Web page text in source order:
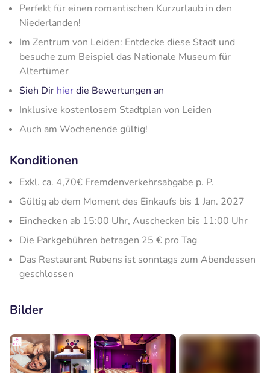
Perfekt für einen romantischen Kurzurlaub in den
Niederlanden!
Im Zentrum von Leiden: Entdecke diese Stadt und
besuche zum Beispiel das Nationale Museum für
Altertümer
Sieh Dir hierdie Bewertungen an
Inklusive kostenlosem Stadtplan von Leiden
Auch am Wochenende gültig!
Konditionen
Exkl. ca. 4,70€ Fremdenverkehrsabgabe p. P.
Gültig ab dem Moment des Einkaufs bis 1 Jan. 2027
Einchecken ab 15:00 Uhr, Auschecken bis 11:00 Uhr
Die Parkgebühren betragen 25 € pro Tag
Das Restaurant Rubens ist sonntags zum Abendessen
geschlossen
Bilder